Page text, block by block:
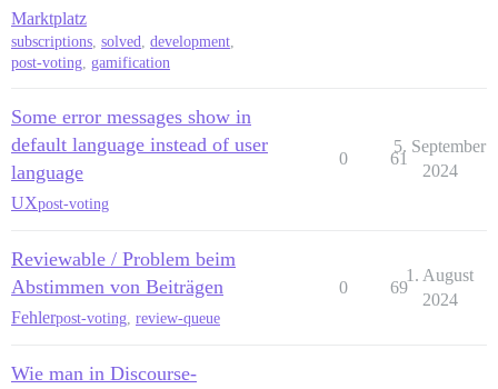
Marktplatz
subscriptions, solved, development,
post-voting, gamification
Some error messages show in
default language instead of user
language
UXpost-voting
0 61
5. September
2024
Reviewable / Problem beim
Abstimmen von Beiträgen
Fehlerpost-voting review-queue
0 69
1. August
2024
Wie man in Discourse-